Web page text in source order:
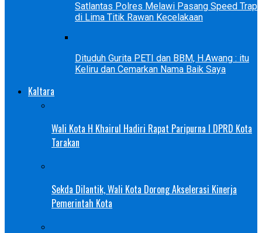
Satlantas Polres Melawi Pasang Speed Trap
di Lima Titik Rawan Kecelakaan
Dituduh Gurita PETI dan BBM, H.Awang : itu
Keliru dan Cemarkan Nama Baik Saya
Kaltara
Wali Kota H Khairul Hadiri Rapat Paripurna I DPRD Kota
Tarakan
Sekda Dilantik, Wali Kota Dorong Akselerasi Kinerja
Pemerintah Kota